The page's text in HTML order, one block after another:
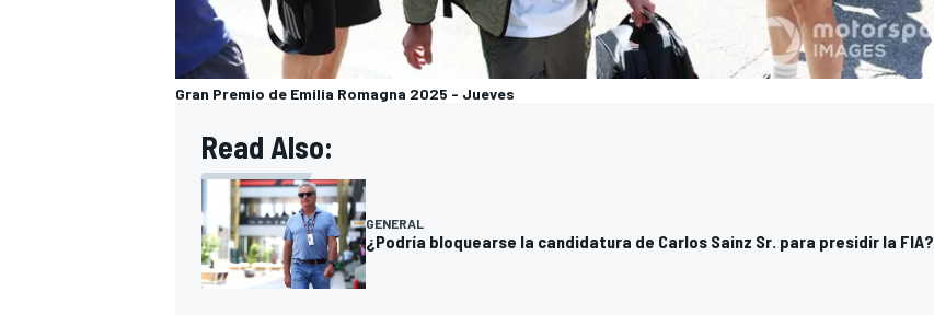
Gran Premio de Emilia Romagna 2025 - Jueves
Read Also:
GENERAL
¿Podría bloquearse la candidatura de Carlos Sainz Sr. para presidir la FIA?